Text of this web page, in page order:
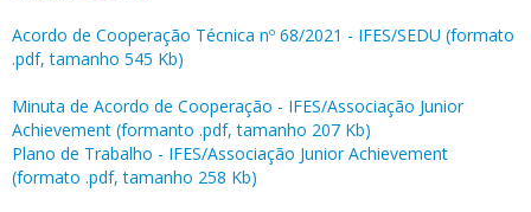
Acordo de Cooperação Técnica nº 68/2021 - IFES/SEDU (formato
.pdf, tamanho 545 Kb)
Minuta de Acordo de Cooperação - IFES/Associação Junior
Achievement (formanto .pdf, tamanho 207 Kb)
Plano de Trabalho - IFES/Associação Junior Achievement
(formato .pdf, tamanho 258 Kb)